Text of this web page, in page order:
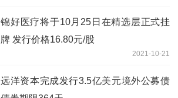
锦好医疗将于10月25日在精选层正式挂
牌 发行价格16.80元/股
2021-10-21
远洋资本完成发行3.5亿美元境外公募债